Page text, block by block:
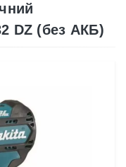
DZ (без АКБ)